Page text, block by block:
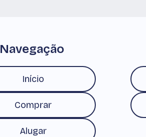
Navegação
Início
Comprar
Alugar